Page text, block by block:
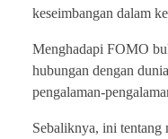
keseimbangan dalam
Menghadapi FOMO
hubungan dengan
pengalaman-
Sebaliknya, ini tentang